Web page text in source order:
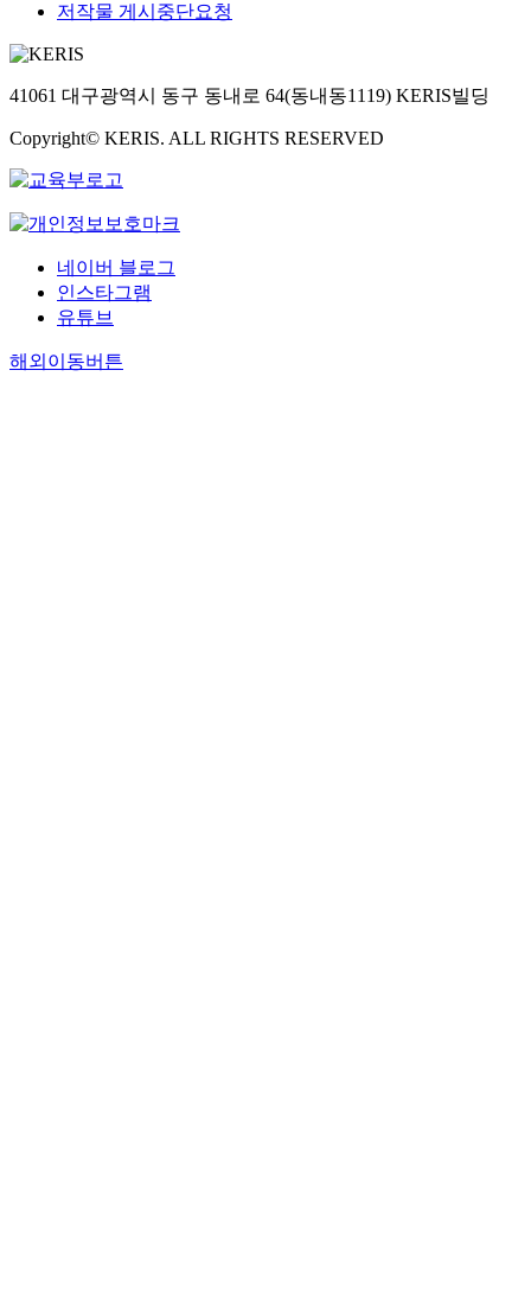
저작물 게시중단요청
41061 대구광역시 동구 동내로 64(동내동1119) KERIS빌딩
Copyright© KERIS. ALL RIGHTS RESERVED
네이버 블로그
인스타그램
유튜브
해외이동버튼